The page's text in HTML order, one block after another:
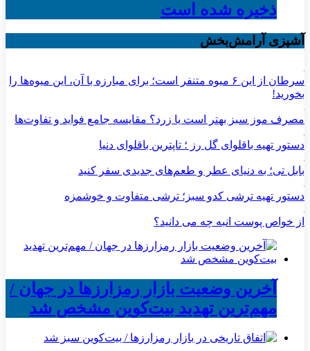
ذخیره شده است
آشپزی آرامش‌بخش
سرطان از این ۶ میوه متنفر است؛ برای مبارزه با آن، این میوه‌ها را
بخورید!
مصرف موز سبز بهتر است یا زرد؟ مقایسه جامع فواید و تفاوت‌ها
دستور تهیه باقلوای گل رز ؛ تاپترین باقلوای دنیا
بابل تی؛ به دنیای عطر و طعم‌های جدیدی سفر کنید
دستور تهیه ترشی کدو سبز؛ ترشی متفاوت و خوشمزه
از خواص پوست انبه چه می دانید؟
آخرین وضعیت بازار رمزارزها در جهان /
مهم‌ترین تهدید بیت‌کوین مشخص شد